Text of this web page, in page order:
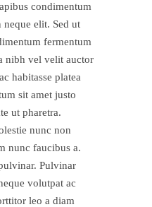
condimentum
neque elit. Sed ut
fermentum
nibh vel velit auctor
habitasse platea
sit amet justo
ut pharetra.
nunc non
nunc faucibus a.
Pulvinar
volutpat ac
leo a diam